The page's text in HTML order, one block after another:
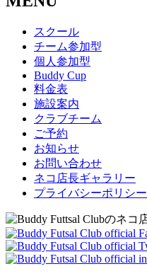
スクール
チーム参加型
個人参加型
Buddy Cup
料金表
施設案内
クラブチーム
ご予約
お知らせ
お問い合わせ
ネコ店長ギャラリー
プライバシーポリシー